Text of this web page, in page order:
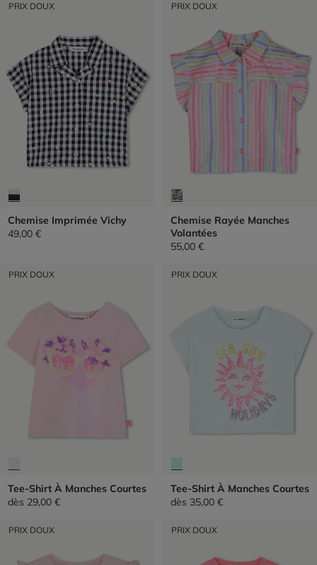
PRIX DOUX
Chemise Imprimée Vichy
49,00 €
PRIX DOUX
Chemise Rayée Manches
Volantées
55,00 €
PRIX DOUX
Tee-Shirt À Manches Courtes
dès 29,00 €
PRIX DOUX
Tee-Shirt À Manches Courtes
dès 35,00 €
PRIX DOUX PRIX DOUX